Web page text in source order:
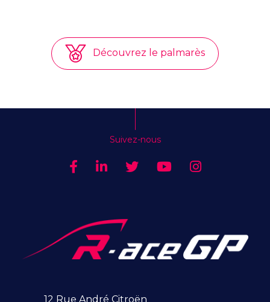
Découvrez le palmarès
Suivez-nous
12 Rue André Citroën